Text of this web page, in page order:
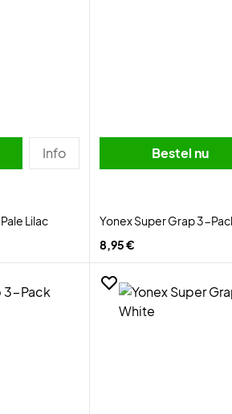
Info
Lilac
Bestel nu
Yonex Super Grap 3-
8,95 €